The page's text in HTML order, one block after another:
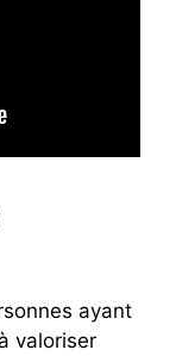
ayant
valoriser